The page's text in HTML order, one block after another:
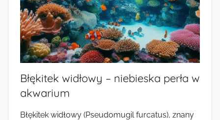
Błękitek widłowy – niebieska perła w
akwarium
Błękitek widłowy (Pseudomugil furcatus), znany